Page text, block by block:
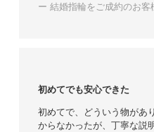
ー 結婚指輪をご成約のお客
初めてでも安心できた
初めてで、どういう物があ
からなかったが、丁寧な説